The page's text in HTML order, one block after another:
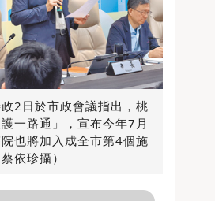
2日於市政會議指出，桃
一路通」，宣布今年7月
也將加入成全市第4個施
依珍攝）